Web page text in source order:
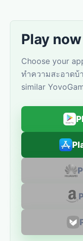
Play now
Choose your
ทำความสะอาดบ้
similar